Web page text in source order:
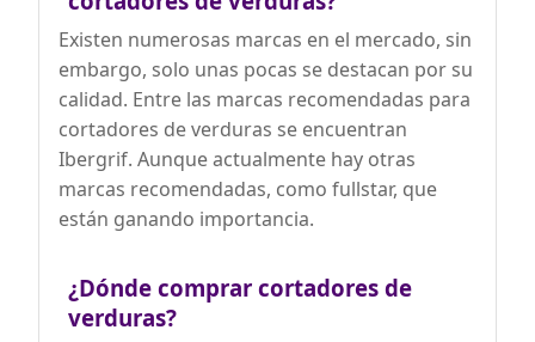
Existen numerosas marcas en el mercado, sin
embargo, solo unas pocas se destacan por su
calidad. Entre las marcas recomendadas para
cortadores de verduras se encuentran
Ibergrif. Aunque actualmente hay otras
marcas recomendadas, como fullstar, que
están ganando importancia.
¿Dónde comprar cortadores de
verduras?